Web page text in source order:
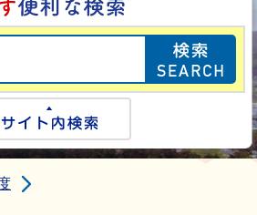
検索